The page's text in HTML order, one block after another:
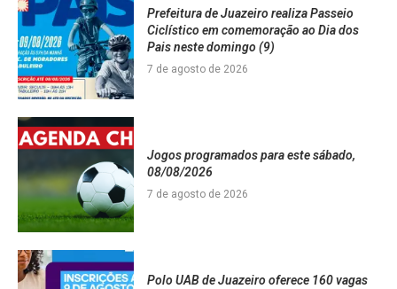
Prefeitura de Juazeiro realiza Passeio
Ciclístico em comemoração ao Dia dos
Pais neste domingo (9)
7 de agosto de 2026
Jogos programados para este sábado,
08/08/2026
7 de agosto de 2026
Polo UAB de Juazeiro oferece 160 vagas